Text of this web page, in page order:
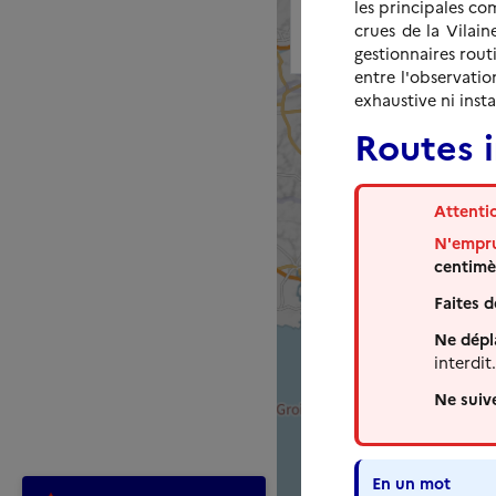
Source: Données des différents
gestionnaires routiers.
les principales
crues de la
gestionnaires
entre
exhaustive ni
Routes
Faites
Ne
interdit.
Ne
En un mot